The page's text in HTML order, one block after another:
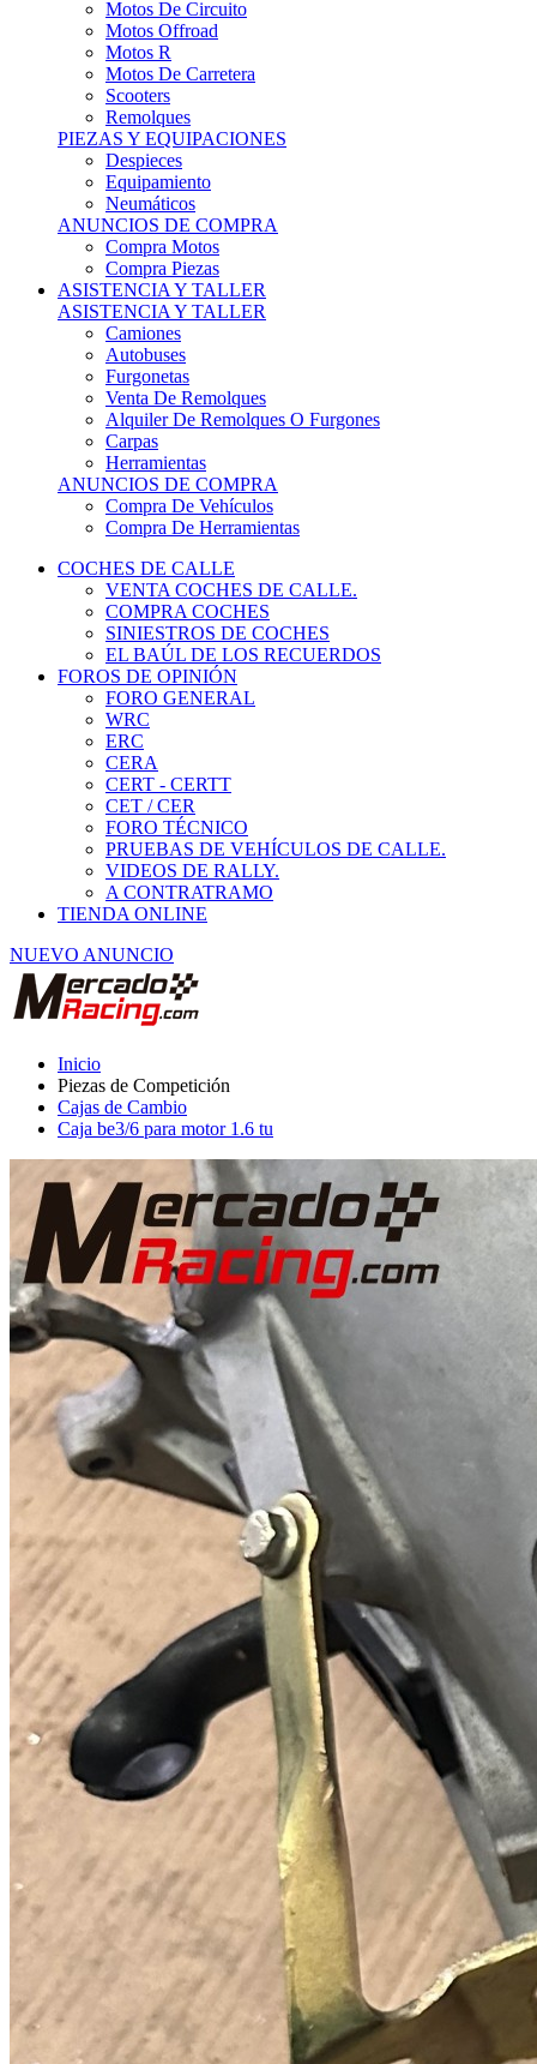
Motos R
Motos De Carretera
Scooters
Remolques
PIEZAS Y EQUIPACIONES
Despieces
Equipamiento
Neumáticos
ANUNCIOS DE COMPRA
Compra Motos
Compra Piezas
ASISTENCIA Y TALLER
ASISTENCIA Y TALLER
Camiones
Autobuses
Furgonetas
Venta De Remolques
Alquiler De Remolques O Furgones
Carpas
Herramientas
ANUNCIOS DE COMPRA
Compra De Vehículos
Compra De Herramientas
COCHES DE CALLE
VENTA COCHES DE CALLE.
COMPRA COCHES
SINIESTROS DE COCHES
EL BAÚL DE LOS RECUERDOS
FOROS DE OPINIÓN
FORO GENERAL
WRC
ERC
CERA
CERT - CERTT
CET / CER
FORO TÉCNICO
PRUEBAS DE VEHÍCULOS DE CALLE.
VIDEOS DE RALLY.
A CONTRATRAMO
TIENDA ONLINE
NUEVO ANUNCIO
Piezas de Competición
Cajas de Cambio
Caja be3/6 para motor 1.6 tu